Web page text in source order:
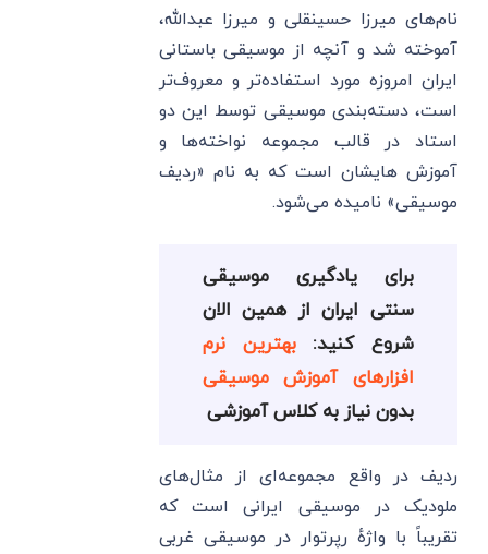
نام‌های میرزا حسینقلی و میرزا عبدالله،
آموخته شد و آنچه از موسیقی باستانی
ایران امروزه مورد استفاده‌تر و معروف‌تر
است، دسته‌بندی موسیقی توسط این دو
استاد در قالب مجموعه نواخته‌ها و
آموزش هایشان است که به نام «ردیف
موسیقی» نامیده می‌شود.
برای یادگیری موسیقی
سنتی ایران از همین الان
شروع کنید:بهترین نرم
افزارهای آموزش موسیقی
بدون نیاز به کلاس آموزشی
ردیف در واقع مجموعه‌ای از مثال‌های
ملودیک در موسیقی ایرانی است که
تقریباً با واژهٔ رپرتوار در موسیقی غربی